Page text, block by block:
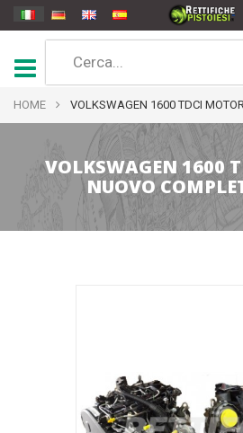
HOME VOLKSWAGEN 1600 TDCI
VOLKSWAGEN 1600
NUOVO